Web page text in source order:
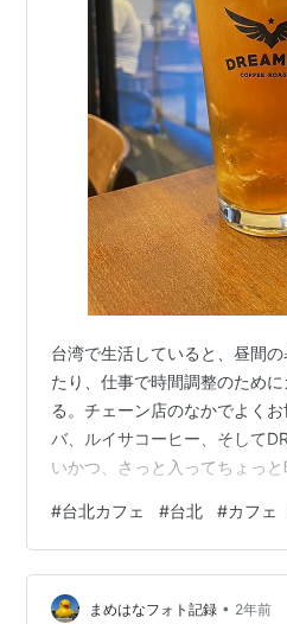
台湾で生活していると、昼間
たり、仕事で時間調整のため
る。チェーン店のなかでよく
バ、ルイサコーヒー、そして
いかつ、さっと入ってちょっ
けど、様々な種類のお茶とコ
はな果物を使ったお茶屋、珍
を売っている。先日、お出か
りで疲れたうえに天気が崩れて
#台北カフェ #台北 #カフェ
まめはなフォト記録 • 2年前